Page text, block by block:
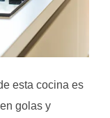
esta cocina es
en golas y